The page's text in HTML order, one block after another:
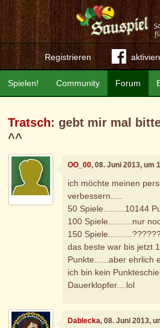
Registrieren
Community Forum
Spielen!
Tratsch: gebt mir mal
^^
OO_00, 08. Juni 2013, um
ich möchte meinen
verbessern.....
50 Spiele.........10144
100 Spiele..........nur
150
das beste war bis jetzt
Punkte......aber ehrlich
ich bin kein
Dauerklopfer....lol
Dablecka, 08. Juni 2013,